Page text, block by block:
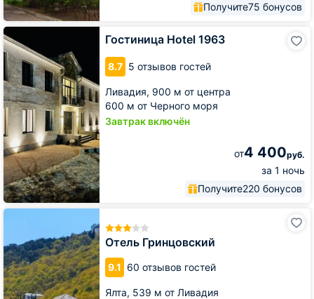
Получите75 бонусов
Гостиница Hotel 1963
8.7 5 отзывов гостей
Ливадия, 900 м от центра
600 м от Черного моря
Завтрак включён
от4 400руб.
за 1 ночь
Получите220 бонусов
Гостиница
Hotel
1963
Отель Гринцовский
9.1 60 отзывов гостей
Ялта, 539 м от Ливадия
Отель